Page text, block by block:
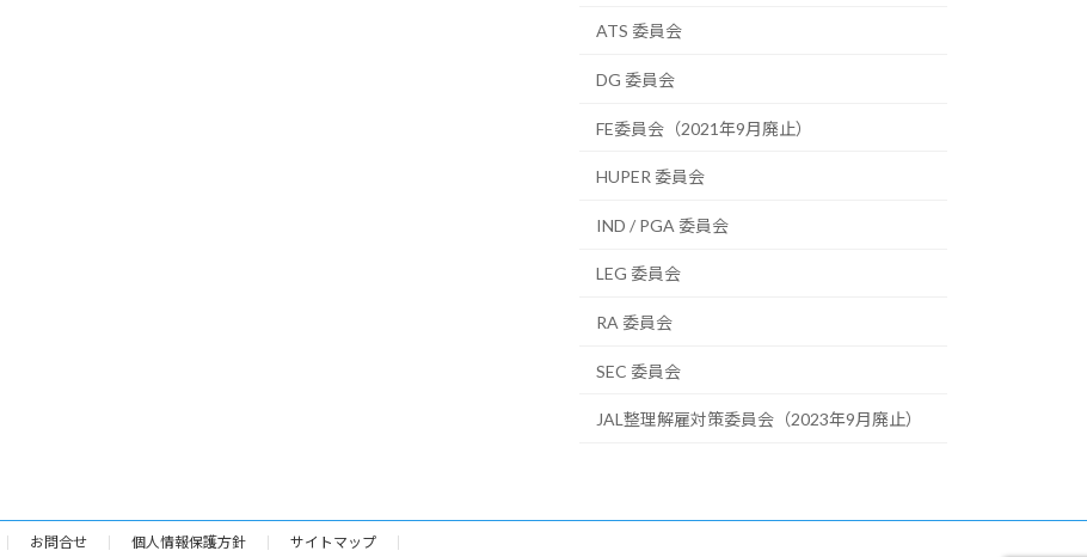
ATS 委員会
DG 委員会
FE委員会（2021年9月廃止）
HUPER 委員会
IND / PGA 委員会
LEG 委員会
RA 委員会
SEC 委員会
JAL整理解雇対策委員会（2023年9月廃止）
お問合せ 個人情報保護方針 サイトマップ